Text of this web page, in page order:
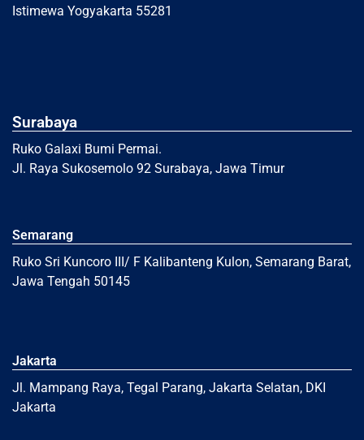
Istimewa Yogyakarta 55281
Surabaya
Ruko Galaxi Bumi Permai.
Jl. Raya Sukosemolo 92 Surabaya, Jawa Timur
Semarang
Ruko Sri Kuncoro III/ F Kalibanteng Kulon, Semarang Barat,
Jawa Tengah 50145
Jakarta
Jl. Mampang Raya, Tegal Parang, Jakarta Selatan, DKI
Jakarta